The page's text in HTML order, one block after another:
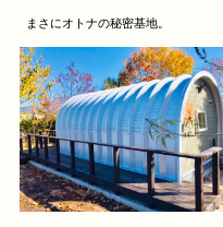
まさにオトナの秘密基地。